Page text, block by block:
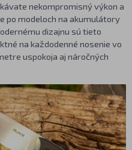
nekompromisný výkon a
po modeloch na akumulátory
dizajnu sú tieto
na každodenné nosenie vo
uspokoja aj náročných